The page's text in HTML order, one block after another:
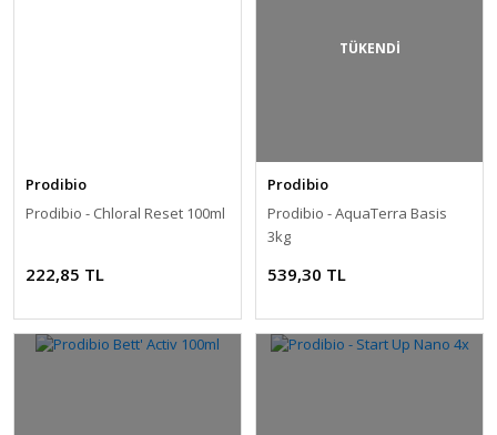
Prodibio
Prodibio - Chloral Reset 100ml
222,85 TL
TÜKENDİ
Prodibio
Prodibio - AquaTerra Basis
3kg
539,30 TL